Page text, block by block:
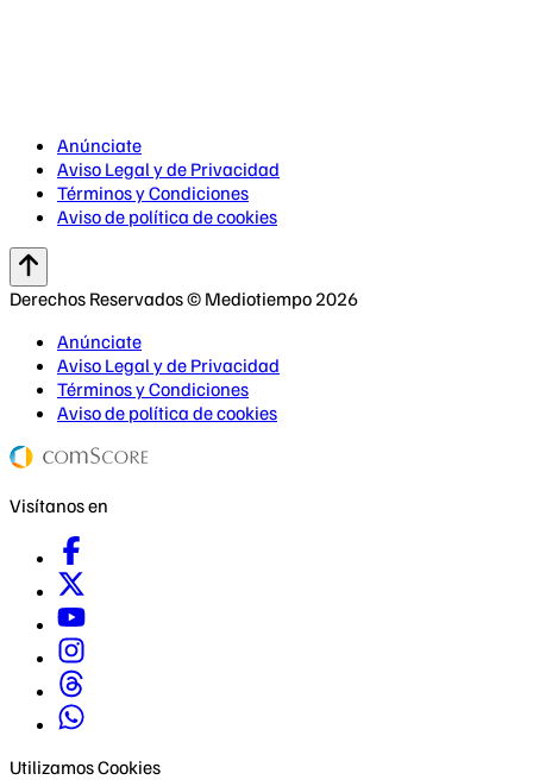
Anúnciate
Aviso Legal y de Privacidad
Términos y Condiciones
Aviso de política de cookies
Derechos Reservados © Mediotiempo 2026
Anúnciate
Aviso Legal y de Privacidad
Términos y Condiciones
Aviso de política de cookies
Visítanos en
Utilizamos Cookies